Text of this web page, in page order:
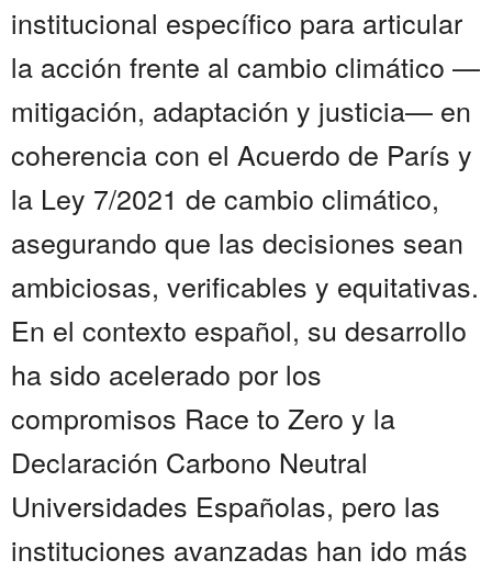
institucional específico para articular
la acción frente al cambio climático —
mitigación, adaptación y justicia— en
coherencia con el Acuerdo de París y
la Ley 7/2021 de cambio climático,
asegurando que las decisiones sean
ambiciosas, verificables y equitativas.
En el contexto español, su desarrollo
ha sido acelerado por los
compromisos Race to Zero y la
Declaración Carbono Neutral
Universidades Españolas, pero las
instituciones avanzadas han ido más